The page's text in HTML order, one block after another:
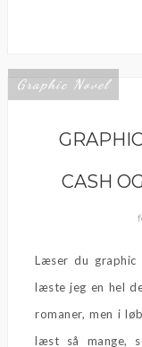
Graphic Novel
CASH
Læser du graphic
læste jeg en hel
romaner, men i
læst så mange,